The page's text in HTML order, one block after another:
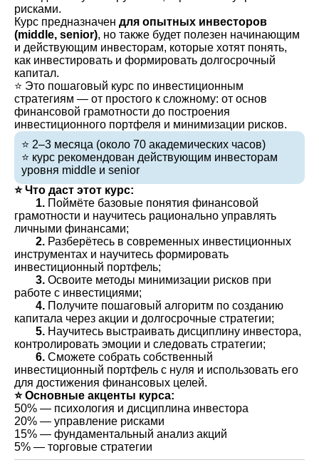
рисками.
Курс предназначен для опытных инвесторов
(middle, senior), но также будет полезен начинающим
и действующим инвесторам, которые хотят понять,
как инвестировать и формировать долгосрочный
капитал.
⭐️ Это пошаговый курс по инвестиционным
стратегиям — от простого к сложному: от основ
финансовой грамотности до построения
инвестиционного портфеля и минимизации рисков.
⭐️ 2–3 месяца (около 70 академических часов)
⭐️ курс рекомендован действующим инвесторам
уровня middle и senior
⭐️ Что даст этот курс:
1. Поймёте базовые понятия финансовой
грамотности и научитесь рационально управлять
личными финансами;
2. Разберётесь в современных инвестиционных
инструментах и научитесь формировать
инвестиционный портфель;
3. Освоите методы минимизации рисков при
работе с инвестициями;
4. Получите пошаговый алгоритм по созданию
капитала через акции и долгосрочные стратегии;
5. Научитесь выстраивать дисциплину инвестора,
контролировать эмоции и следовать стратегии;
6. Сможете собрать собственный
инвестиционный портфель с нуля и использовать его
для достижения финансовых целей.
⭐️ Основные акценты курса:
50% — психология и дисциплина инвестора
20% — управление рисками
15% — фундаментальный анализ акций
5% — торговые стратегии